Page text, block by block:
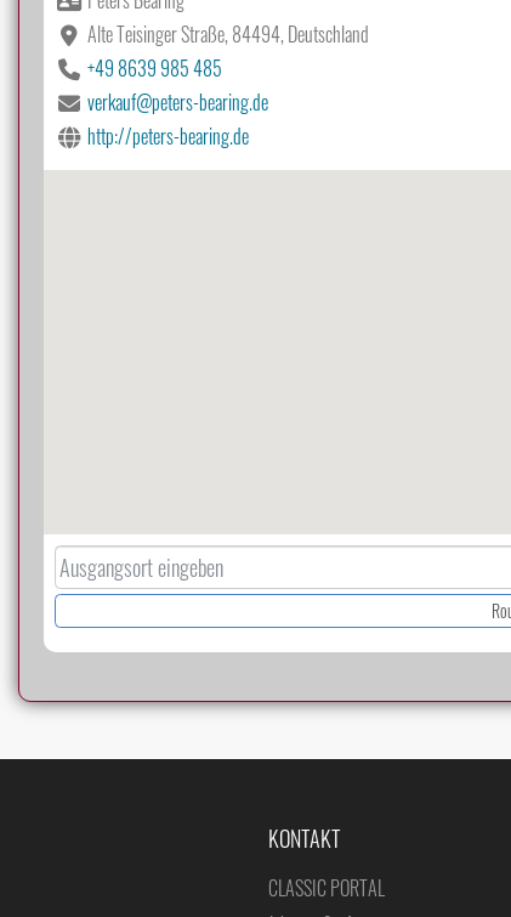
Alte Teisinger Straße, 84494, Deutschland
+49 8639 985 485
verkauf@peters-bearing.de
http://peters-bearing.de
KONTAKT
CLASSIC PORTAL